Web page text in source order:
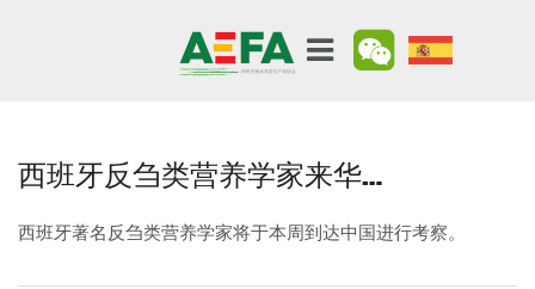
西班牙反刍类营养学家来华…
西班牙著名反刍类营养学家将于本周到达中国进行考察。